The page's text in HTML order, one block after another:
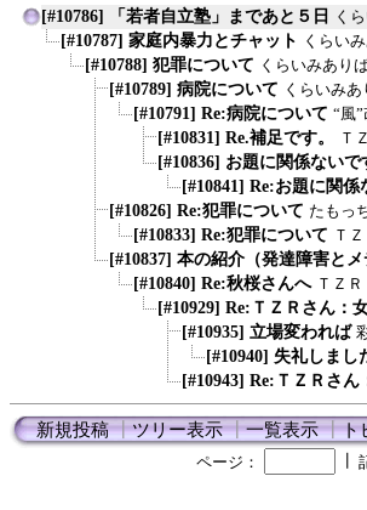
[#10786] 「若者自立塾」まであと５日 く
[#10787] 家庭内暴力とチャット くらい
[#10788] 犯罪について くらいみあり
[#10789] 病院について くらいみあ
[#10791] Re:病院について “風
[#10831] Re.補足です。 Ｔ
[#10836] お題に関係ないで
[#10841] Re:お題に関係
[#10826] Re:犯罪について たもっ
[#10833] Re:犯罪について ＴＺ
[#10837] 本の紹介（発達障害とメ
[#10840] Re:秋桜さんへ ＴＺＲ
[#10929] Re:ＴＺＲさん：
[#10935] 立場変われば
[#10940] 失礼しまし
[#10943] Re:ＴＺＲさ
新規投稿┃ツリー表示┃一覧表示┃ト
ページ：